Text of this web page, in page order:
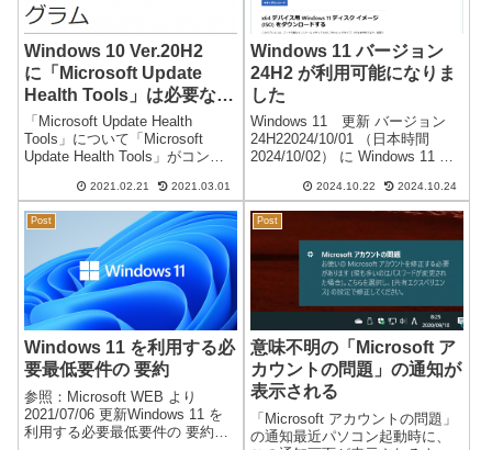
Windows 10 Ver.20H2
に「Microsoft Update
Health Tools」は必要なの
か？ KB4023057
「Microsoft Update Health
Tools」について「Microsoft
Update Health Tools」がコント
した。（2021/02/21 に起動した
複数のパソコンで確認）バージ
ョン...
2021.02.21 2021.03.01
Windows 11 バージョン
24H2 が利用可能になりま
した
Windows 11 更新 バージョン
24H22024/10/01 （日本時間
2024/10/02） に Windows 11 バ
が可能になりました。Windows
11 リリース情報※ 24H1 はあ...
2024.10.22 2024.10.24
Post
Windows 11 を利用する必
要最低要件の 要約
参照：Microsoft WEB より
2021/07/06 更新Windows 11 を
利用する必要最低要件の 要約詳
Post
意味不明の「Microsoft ア
カウントの問題」の通知が
表示される
「Microsoft アカウントの問題」
の通知最近パソコン起動時に、